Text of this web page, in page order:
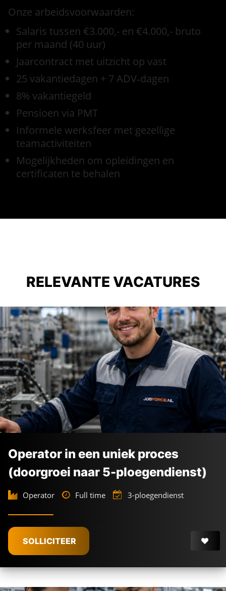
Onze arbeidsvoorwaarden:
Salaris tussen €3.000,- en €4.000,- bruto
per maand (40 uur)
Jaarcontract met uitzicht op vast
25 vakantiedagen + 7 ADV‑dagen
8% vakantiegeld
Pensioen via PMT
Informele werksfeer met gezellige
teamactiviteiten
Mogelijkheden om opleidingen en
certificaten te behalen
RELEVANTE VACATURES
Operator in een uniek proces
(doorgroei naar 5-ploegendienst)
Operator Full time 3-ploegendienst
SOLLICITEER